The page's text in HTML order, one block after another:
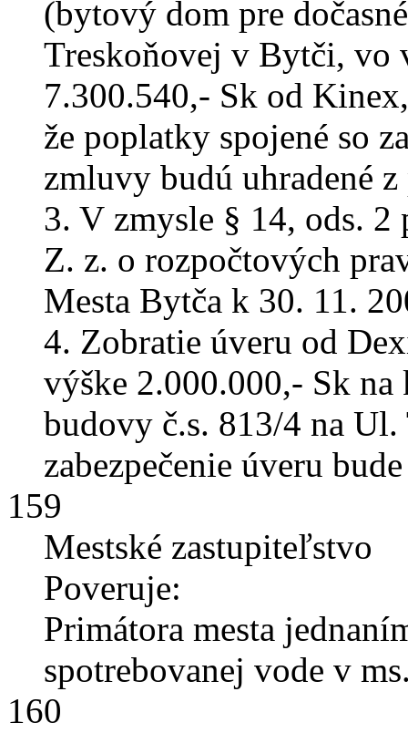
(bytový dom pre
Treskoňovej v Bytči, vo
7.300.540,- Sk od
že poplatky spojené so
zmluvy budú uhradené
3. V zmysle § 14, ods. 2
Z. z. o rozpočtových
Mesta Bytča k 30. 11.
4. Zobratie úveru od
výške 2.000.000,- Sk
budovy č.s. 813/4 na
zabezpečenie úveru
159
Mestské zastupiteľstvo
Poveruje:
Primátora mesta
spotrebovanej vode v
160